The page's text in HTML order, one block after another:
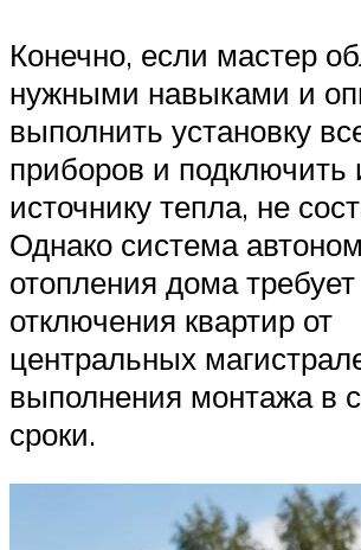
Конечно, если мастер
нужными навыками и
выполнить установку
приборов и подключить
источнику тепла, не
Однако система
отопления дома требует
отключения квартир от
центральных
выполнения монтажа в
сроки.